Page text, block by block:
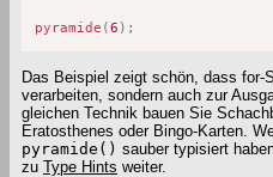
pyramide ( 6 ) ;
Das Beispiel zeigt schön, dass for-
verarbeiten, sondern auch zur
gleichen Technik bauen Sie
Eratosthenes oder Bingo-Karten.
pyramide() sauber typisiert
zu Type Hints weiter.